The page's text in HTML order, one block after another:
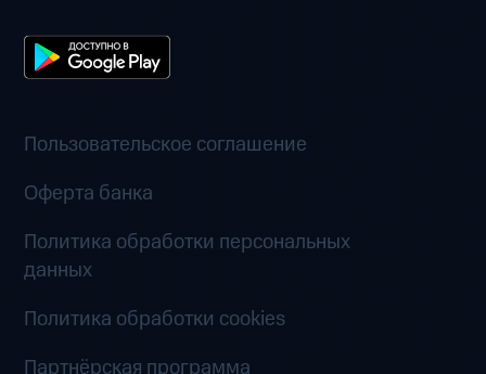
Пользовательское соглашение
Оферта банка
Политика обработки персональных
данных
Политика обработки cookies
Партнёрская программа